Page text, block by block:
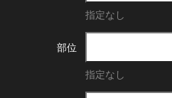
指定なし
部位
指定なし